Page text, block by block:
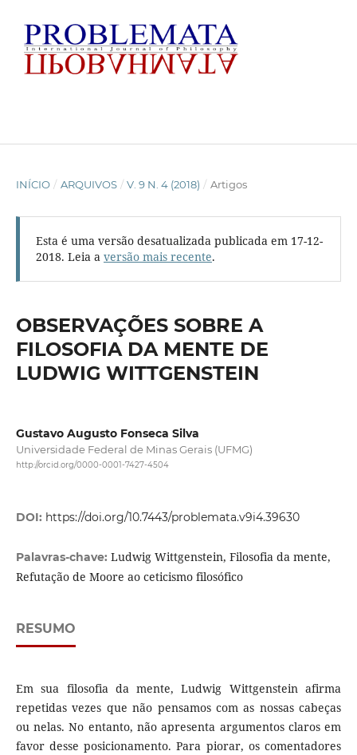
INÍCIO / ARQUIVOS / V. 9 N. 4 (2018) / Artigos
Esta é uma versão desatualizada publicada em 17-12-
2018. Leia a versão mais recente.
OBSERVAÇÕES SOBRE A
FILOSOFIA DA MENTE DE
LUDWIG WITTGENSTEIN
Gustavo Augusto Fonseca Silva
Universidade Federal de Minas Gerais (UFMG)
http://orcid.org/0000-0001-7427-4504
DOI: https://doi.org/10.7443/problemata.v9i4.39630
Palavras-chave: Ludwig Wittgenstein, Filosofia da mente,
Refutação de Moore ao ceticismo filosófico
RESUMO
Em sua filosofia da mente, Ludwig Wittgenstein afirma
repetidas vezes que não pensamos com as nossas cabeças
ou nelas. No entanto, não apresenta argumentos claros em
favor desse posicionamento. Para piorar, os comentadores